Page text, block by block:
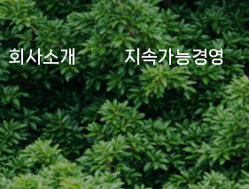
회사소개 지속가능경영